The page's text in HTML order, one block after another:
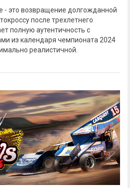
- это возвращение долгожданной
после трехлетнего
полную аутентичность с
из календаря чемпионата 2024
реалистичной.